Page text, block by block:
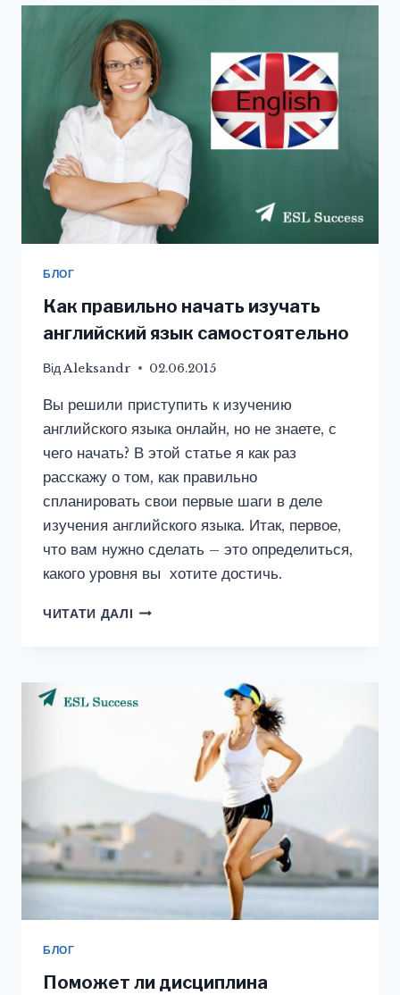
ЯЗЫК
ОНЛАЙН
ЦЕЛЫМИ
ФРАЗАМИ
БЛОГ
Как правильно начать изучать
английский язык самостоятельно
ВідAleksandr 02.06.2015
Вы решили приступить к изучению
английского языка онлайн, но не знаете, с
чего начать? В этой статье я как раз
расскажу о том, как правильно
спланировать свои первые шаги в деле
изучения английского языка. Итак, первое,
что вам нужно сделать – это определиться,
какого уровня вы хотите достичь.
ЧИТАТИ ДАЛІ КАК
ЯЗЫК
САМОСТОЯТЕЛЬНО
БЛОГ
Поможет ли дисциплина